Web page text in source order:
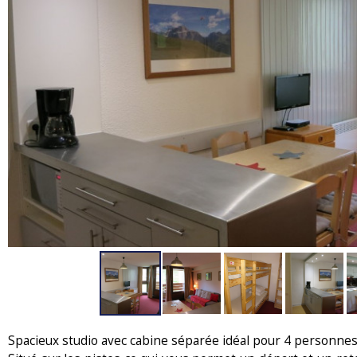
Spacieux studio avec cabine séparée idéal pour 4 personnes